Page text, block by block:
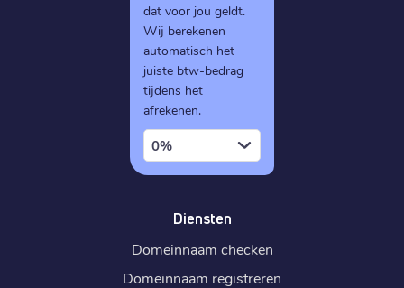
dat voor jou geldt.
Wij berekenen
automatisch het
juiste btw-bedrag
tijdens het
afrekenen.
0%
Diensten
Domeinnaam checken
Domeinnaam registreren